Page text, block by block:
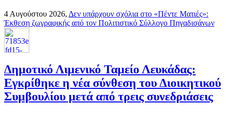
4 Αυγούστου 2026, Δεν υπάρχουν σχόλια στο «Πέντε Ματιές»:
Έκθεση ζωγραφικής από τον Πολιτιστικό Σύλλογο Πηγαδισάνων
Δημοτικό Λιμενικό Ταμείο Λευκάδας:
Εγκρίθηκε η νέα σύνθεση του Διοικητικού
Συμβουλίου μετά από τρεις συνεδριάσεις